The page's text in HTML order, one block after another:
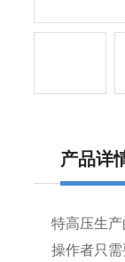
产品详
特高压生
操作者只